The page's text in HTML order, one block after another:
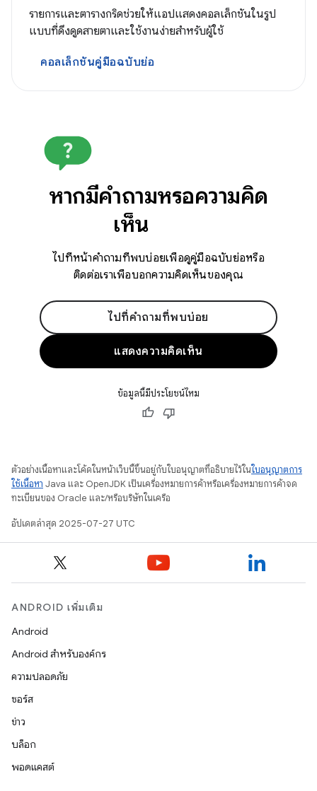
รายการและตารางกริดช่วยให้แอปแสดงคอลเล็กชันในรูป
แบบที่ดึงดูดสายตาและใช้งานง่ายสำหรับผู้ใช้
คอลเล็กชันคู่มือฉบับย่อ
หากมีคำถามหรือความคิด
เห็น
ไปที่หน้าคำถามที่พบบ่อยเพื่อดูคู่มือฉบับย่อหรือ
ติดต่อเราเพื่อบอกความคิดเห็นของคุณ
ไปที่คำถามที่พบบ่อย
แสดงความคิดเห็น
ข้อมูลนี้มีประโยชน์ไหม
ตัวอย่างเนื้อหาและโค้ดในหน้าเว็บนี้ขึ้นอยู่กับใบอนุญาตที่อธิบายไว้ในใบอนุญาตการ
ใช้เนื้อหา Java และ OpenJDK เป็นเครื่องหมายการค้าหรือเครื่องหมายการค้าจด
ทะเบียนของ Oracle และ/หรือบริษัทในเครือ
อัปเดตล่าสุด 2025-07-27 UTC
ANDROID เพิ่มเติม
Android
Android สำหรับองค์กร
ความปลอดภัย
ซอร์ส
ข่าว
บล็อก
พอดแคสต์